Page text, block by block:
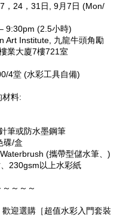
，24，31日, 9月7日 (Mon/
9:30pm (2.5⼩時)
Art Institute, 九龍牛頭角勵
業大廈7樓721室
4堂 (水彩工具自備)
材料:
筆或防水墨鋼筆
碟/盒
(攜帶型儲水筆、)
230gsm以上水彩紙
～～～
迎選購［超值水彩入門套裝